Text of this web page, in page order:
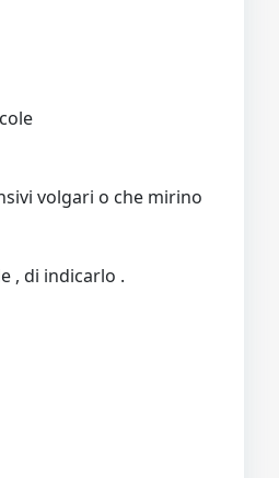
volgari o che mirino
, di indicarlo .